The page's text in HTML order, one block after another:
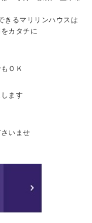
きるマリリンハウスは
カタチに
ＯＫ
ます
いませ